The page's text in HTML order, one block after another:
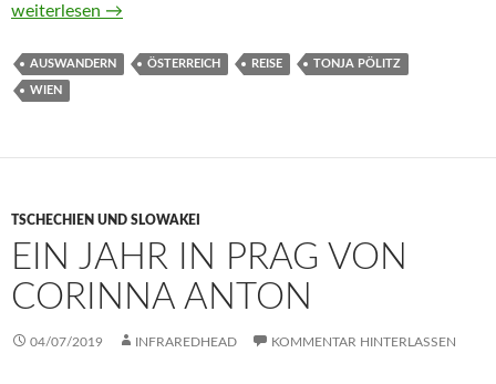
Ein Jahr in Wien. Reise in den Alltag von Tonja Pölitz
weiterlesen →
AUSWANDERN ÖSTERREICH REISE TONJA PÖLITZ
WIEN
TSCHECHIEN UND SLOWAKEI
EIN JAHR IN PRAG VON
CORINNA ANTON
04/07/2019 INFRAREDHEAD KOMMENTAR HINTERLASSEN